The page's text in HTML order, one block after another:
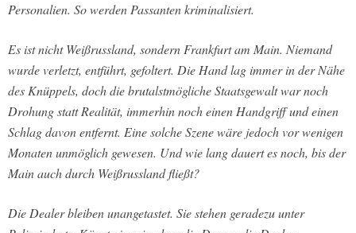
Personalien. So werden Passanten kriminalisiert.
Es ist nicht Weißrussland, sondern Frankfurt am Main. Niemand
wurde verletzt, entführt, gefoltert. Die Hand lag immer in der Nähe
des Knüppels, doch die brutalstmögliche Staatsgewalt war noch
Drohung statt Realität, immerhin noch einen Handgriff und einen
Schlag davon entfernt. Eine solche Szene wäre jedoch vor wenigen
Monaten unmöglich gewesen. Und wie lang dauert es noch, bis der
Main auch durch Weißrussland fließt?
Die Dealer bleiben unangetastet. Sie stehen geradezu unter